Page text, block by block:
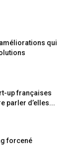
qui
up françaises
parler d’elles...
forcené